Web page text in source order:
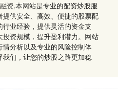
资,本网站是专业的配资炒股服
供安全、高效、便捷的股票配
业经验，提供灵活的资金支
资规模，提升盈利潜力。网站
分析以及专业的风险控制体
们，让您的炒股之路更加稳